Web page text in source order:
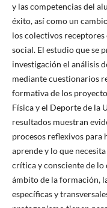
y las competencias del
éxito, así como un
los colectivos receptores
social. El estudio que se
investigación el análisis
mediante cuestionarios
formativa de los
Física y el Deporte de la
resultados muestran
procesos reflexivos para
aprende y lo que
crítica y consciente de lo
ámbito de la formación,
específicas y